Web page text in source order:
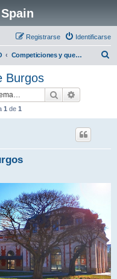
Identificarse
Registrarse
Competiciones y quedadas (KDD)
Burgos
Buscar
1 de 1